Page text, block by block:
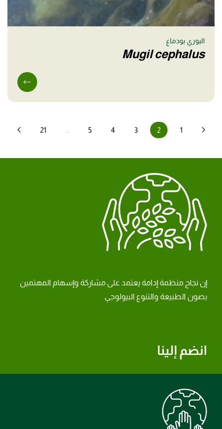
البوري بودماغ
Mugil cephalus
1
2
3
4
5
21
انضم إلينا
إن نجاح منظمة إدامة يعتمد على مشاركة وإسهام المهتمين
بصون الطبيعة والتنوع البيولوجي